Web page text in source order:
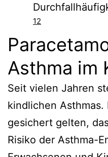
12
Asthma im
Seit vielen Jahren
kindlichen
gesichert gelten,
Risiko der Asthma-